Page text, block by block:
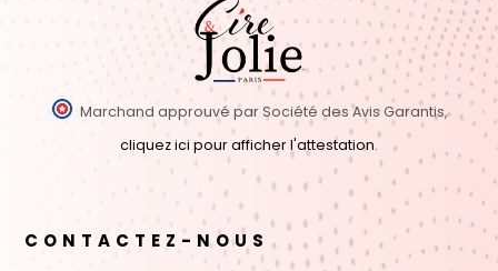
Marchand approuvé par Société des Avis Garantis,
cliquez ici pour afficher l'attestation.
CONTACTEZ-NOUS